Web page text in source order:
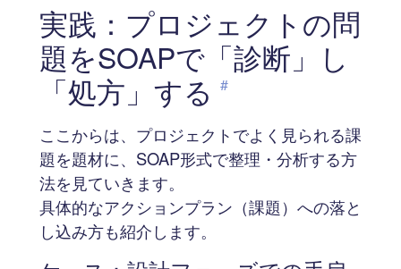
実践：プロジェクトの問
題をSOAPで「診断」し
「処方」する #
ここからは、プロジェクトでよく見られる課
題を題材に、SOAP形式で整理・分析する方
法を見ていきます。
具体的なアクションプラン（課題）への落と
し込み方も紹介します。